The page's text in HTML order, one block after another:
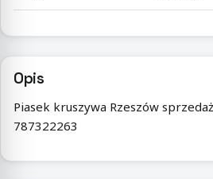
Opis
Piasek kruszywa Rzeszów
787322263